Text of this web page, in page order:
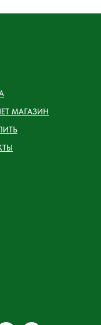
МАГАЗИН